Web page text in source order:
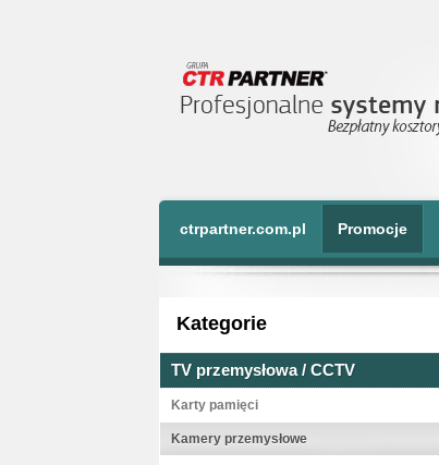
ctrpartner.com.pl Promocje
Kategorie
TV przemysłowa / CCTV
Karty pamięci
Kamery przemysłowe